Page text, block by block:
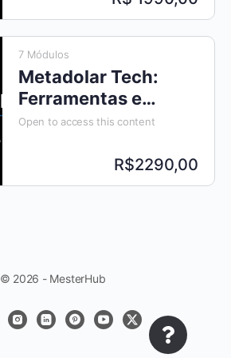
7 Módulos
Metadolar Tech:
Ferramentas e
Metajogo do
Open to access this content
R$2290,00
© 2026 - MesterHub